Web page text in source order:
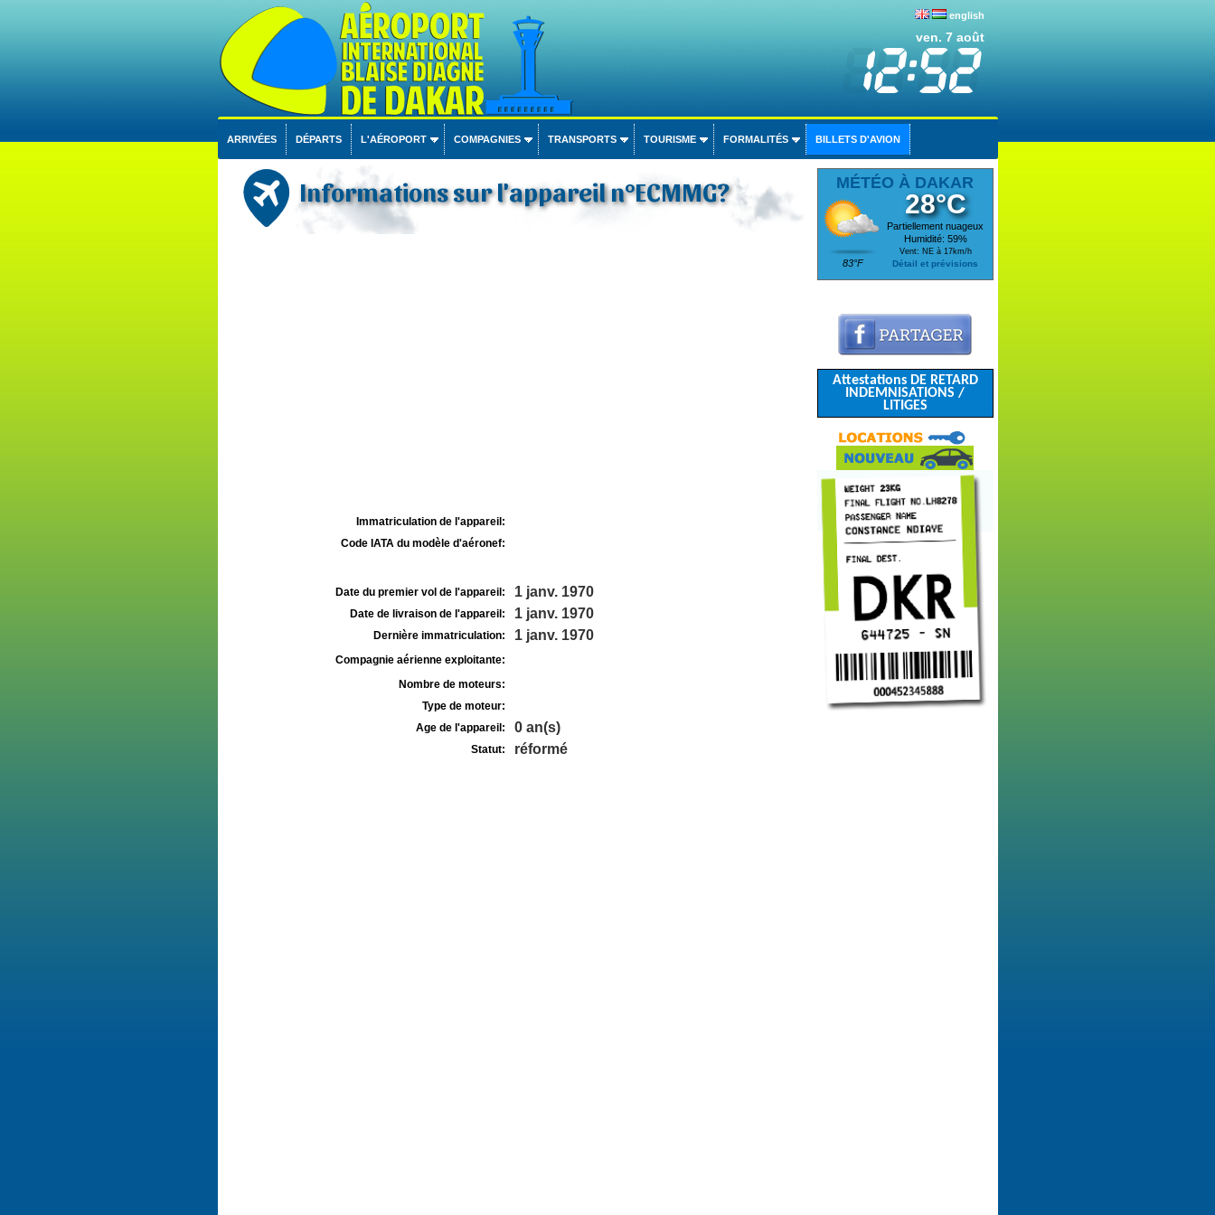
english
ven. 7 août
ARRIVÉES DÉPARTS L'AÉROPORT COMPAGNIES TRANSPORTS TOURISME FORMALITÉS BILLETS D'AVION
Informations sur l'appareil n°ECMMG?
Immatriculation de l'appareil:
Code IATA du modèle d'aéronef:
Date du premier vol de l'appareil: 1 janv. 1970
Date de livraison de l'appareil: 1 janv. 1970
Dernière immatriculation: 1 janv. 1970
Compagnie aérienne exploitante:
Nombre de moteurs:
Type de moteur:
Age de l'appareil:
0 an(s)
Statut: réformé
MÉTÉO À DAKAR
83°F
28°C
Partiellement nuageux
Humidité: 59%
Vent: NE à 17km/h
Détail et prévisions
Attestations DE RETARD
INDEMNISATIONS /
LITIGES